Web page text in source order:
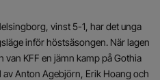
vinst 5-1, har det unga
inför höstsäsongen. När lagen
KFF en jämn kamp på Gothia
av Anton Agebjörn, Erik Hoang och